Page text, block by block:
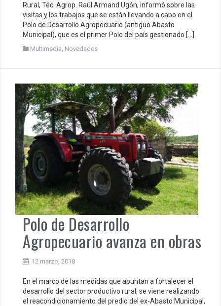
Rural, Téc. Agrop. Raúl Armand Ugón, informó sobre las
visitas y los trabajos que se están llevando a cabo en el
Polo de Desarrollo Agropecuario (antiguo Abasto
Municipal), que es el primer Polo del país gestionado […]
Multimedia, Novedades
Polo de Desarrollo
Agropecuario avanza en obras
12 marzo, 2018
En el marco de las medidas que apuntan a fortalecer el
desarrollo del sector productivo rural, se viene realizando
el reacondicionamiento del predio del ex-Abasto Municipal,